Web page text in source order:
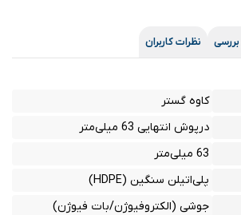
نظرات کاربران
کاوه گستر
درپوش انتهایی 63 میلی‌متر
63 میلی‌متر
پلی‌اتیلن سنگین (HDPE)
جوشی (الکتروفیوژن/بات فیوژن)